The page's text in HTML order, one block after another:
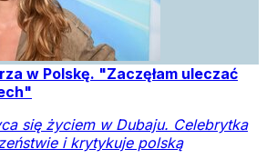
w Polskę. "Zaczęłam uleczać
się życiem w Dubaju. Celebrytka
i krytykuje polską